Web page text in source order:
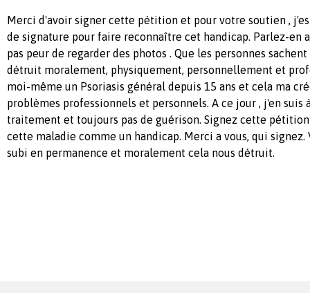
Merci d'avoir signer cette pétition et pour votre soutien ,
de signature pour faire reconnaître cet handicap. Parlez-en
pas peur de regarder des photos . Que les personnes
détruit moralement, physiquement, personnellement et
moi-même un Psoriasis général depuis 15 ans et cela ma
problèmes professionnels et personnels. A ce jour , j'en suis
traitement et toujours pas de guérison. Signez cette
cette maladie comme un handicap. Merci a vous, qui signez.
subi en permanence et moralement cela nous détruit.